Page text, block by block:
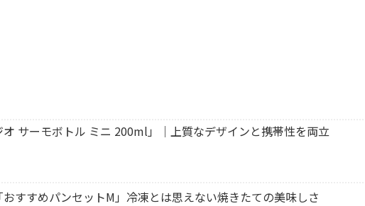
サーモボトル ミニ 200ml」｜上質なデザインと携帯性を両立
すすめパンセットM」冷凍とは思えない焼きたての美味しさ